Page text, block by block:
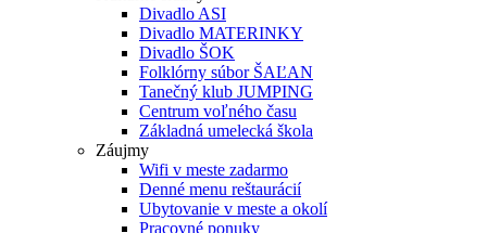
Divadlo ASI
Divadlo MATERINKY
Divadlo ŠOK
Folklórny súbor ŠAĽAN
Tanečný klub JUMPING
Centrum voľného času
Základná umelecká škola
Záujmy
Wifi v meste zadarmo
Denné menu reštaurácií
Ubytovanie v meste a okolí
Pracovné ponuky